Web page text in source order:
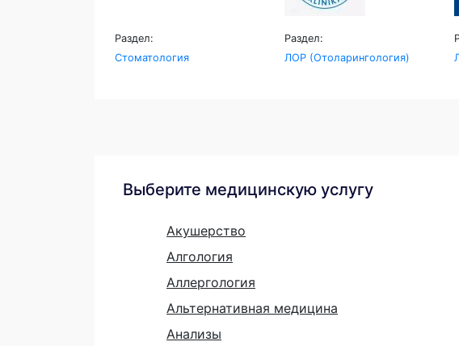
Раздел:
Стоматология
Раздел:
ЛОР (Отоларингология)
Выберите медицинскую услугу
Акушерство
Алгология
Аллергология
Альтернативная медицина
Анализы